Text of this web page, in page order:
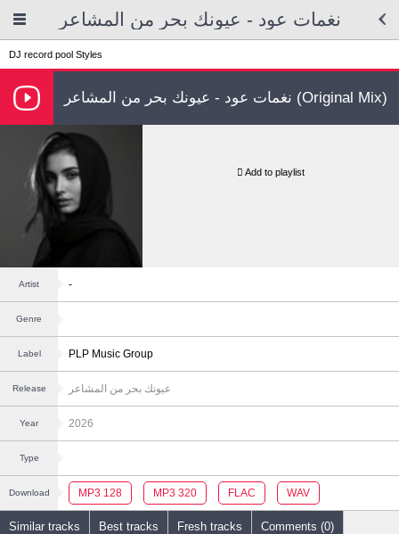
نغمات عود - عيونك بحر من المشاعر
DJ record pool Styles
نغمات عود - عيونك بحر من المشاعر (Original Mix)
Add to playlist
Artist -
Genre
Label PLP Music Group
Release عيونك بحر من المشاعر
Year 2026
Type
Download MP3 128 MP3 320 FLAC WAV
Similar tracks Best tracks Fresh tracks Comments (0)